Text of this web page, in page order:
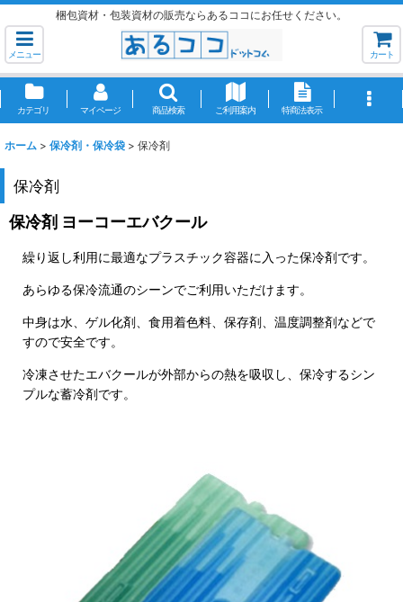
梱包資材・包装資材の販売ならあるココにお任せください。
メニュー カート
カテゴリ マイページ 商品検索 ご利用案内 特商法表示
ホーム > 保冷剤・保冷袋 > 保冷剤
保冷剤
保冷剤 ヨーコーエバクール
繰り返し利用に最適なプラスチック容器に入った保冷剤です。
あらゆる保冷流通のシーンでご利用いただけます。
中身は水、ゲル化剤、食用着色料、保存剤、温度調整剤などで
すので安全です。
冷凍させたエバクールが外部からの熱を吸収し、保冷するシン
プルな蓄冷剤です。